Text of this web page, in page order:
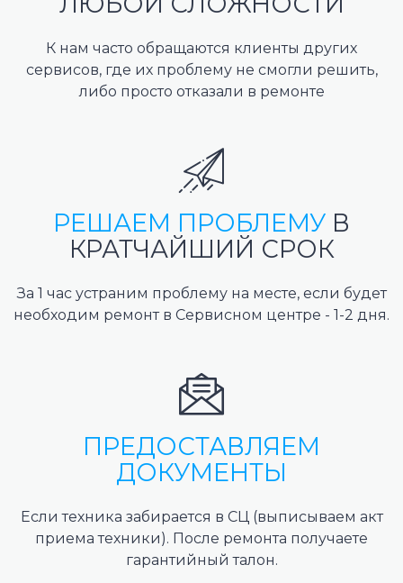
К нам часто обращаются клиенты других
сервисов, где их проблему не смогли решить,
либо просто отказали в ремонте
РЕШАЕМ ПРОБЛЕМУ В
КРАТЧАЙШИЙ СРОК
За 1 час устраним проблему на месте, если будет
необходим ремонт в Сервисном центре - 1-2 дня.
ПРЕДОСТАВЛЯЕМ
ДОКУМЕНТЫ
Если техника забирается в СЦ (выписываем акт
приема техники). После ремонта получаете
гарантийный талон.